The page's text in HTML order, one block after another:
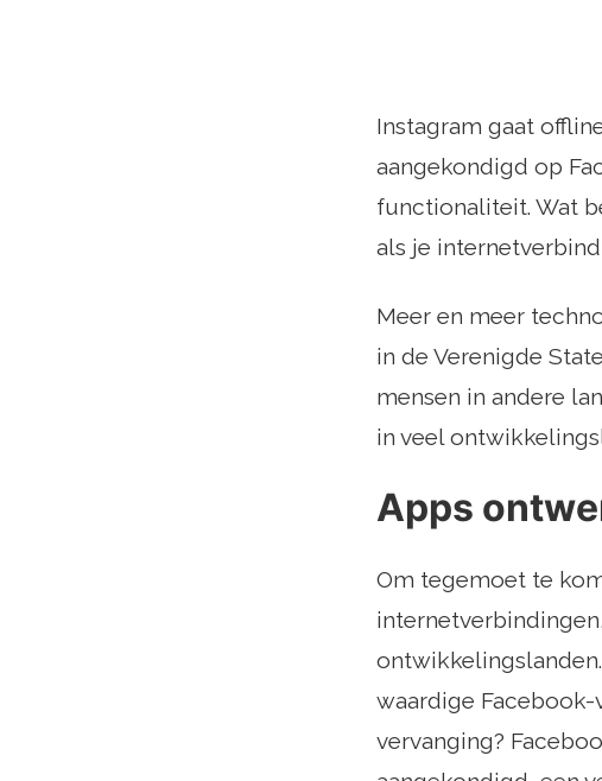
Instagram gaat
aangekondigd op
functionaliteit. Wat
als je
Meer en meer
in de Verenigde
mensen in andere
in veel
Apps
Om tegemoet te
waardige Facebook-
vervanging?